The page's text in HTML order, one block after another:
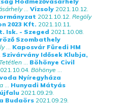
... Vizsoly 2021.10.12.
2021.10.12. Regöly
2023 Kft. 2021.10.11.
Isk. - Szeged 2021.10.08.
Szombathely
... Kaposvár Füredi HM
Szivárvány Idősek Klubja,
Tetétlen ... Böhönye Civil
Böhönye ...
Nyíregyháza
... Hunyadi Mátyás
2021.09.29.
Budaörs 2021.09.29.